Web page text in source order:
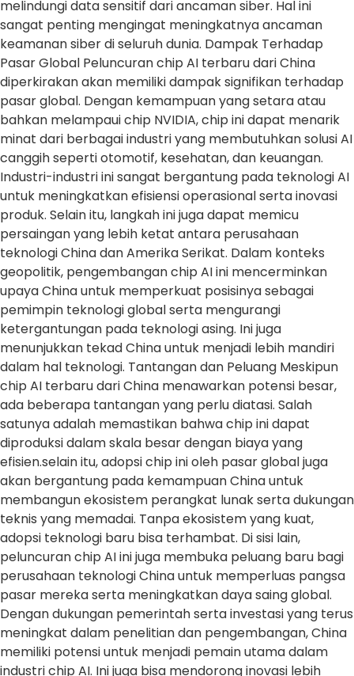
melindungi data sensitif dari ancaman siber. Hal ini
sangat penting mengingat meningkatnya ancaman
keamanan siber di seluruh dunia. Dampak Terhadap
Pasar Global Peluncuran chip AI terbaru dari China
diperkirakan akan memiliki dampak signifikan terhadap
pasar global. Dengan kemampuan yang setara atau
bahkan melampaui chip NVIDIA, chip ini dapat menarik
minat dari berbagai industri yang membutuhkan solusi AI
canggih seperti otomotif, kesehatan, dan keuangan.
Industri-industri ini sangat bergantung pada teknologi AI
untuk meningkatkan efisiensi operasional serta inovasi
produk. Selain itu, langkah ini juga dapat memicu
persaingan yang lebih ketat antara perusahaan
teknologi China dan Amerika Serikat. Dalam konteks
geopolitik, pengembangan chip AI ini mencerminkan
upaya China untuk memperkuat posisinya sebagai
pemimpin teknologi global serta mengurangi
ketergantungan pada teknologi asing. Ini juga
menunjukkan tekad China untuk menjadi lebih mandiri
dalam hal teknologi. Tantangan dan Peluang Meskipun
chip AI terbaru dari China menawarkan potensi besar,
ada beberapa tantangan yang perlu diatasi. Salah
satunya adalah memastikan bahwa chip ini dapat
diproduksi dalam skala besar dengan biaya yang
efisien.selain itu, adopsi chip ini oleh pasar global juga
akan bergantung pada kemampuan China untuk
membangun ekosistem perangkat lunak serta dukungan
teknis yang memadai. Tanpa ekosistem yang kuat,
adopsi teknologi baru bisa terhambat. Di sisi lain,
peluncuran chip AI ini juga membuka peluang baru bagi
perusahaan teknologi China untuk memperluas pangsa
pasar mereka serta meningkatkan daya saing global.
Dengan dukungan pemerintah serta investasi yang terus
meningkat dalam penelitian dan pengembangan, China
memiliki potensi untuk menjadi pemain utama dalam
industri chip AI. Ini juga bisa mendorong inovasi lebih